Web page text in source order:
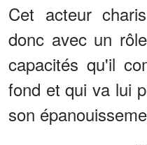
Cet acteur
donc avec un
capacités qu'il
fond et qui va lui
son